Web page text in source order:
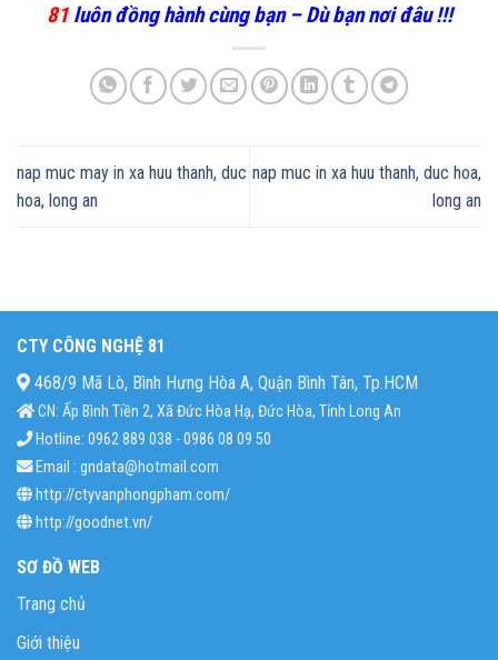
81 luôn đồng hành cùng bạn – Dù bạn nơi đâu !!!
nap muc may in xa huu thanh, duc
hoa, long an
nap muc in xa huu thanh, duc hoa,
long an
CTY CÔNG NGHỆ 81
468/9 Mã Lò, Bình Hưng Hòa A, Quận Bình Tân, Tp.HCM
CN: Ấp Bình Tiền 2, Xã Đức Hòa Hạ, Đức Hòa, Tỉnh Long An
Hotline: 0962 889 038 - 0986 08 09 50
Email : gndata@hotmail.com
http://ctyvanphongpham.com/
http://goodnet.vn/
SƠ ĐỒ WEB
Trang chủ
Giới thiệu